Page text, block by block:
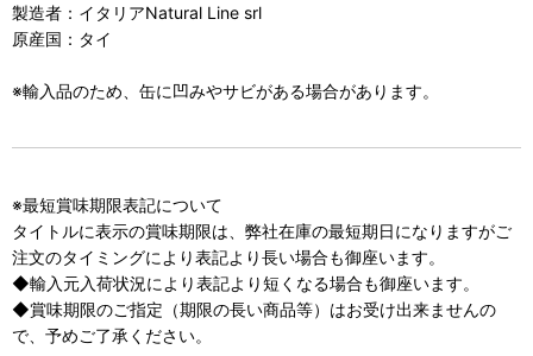
製造者：イタリアNatural Line srl
原産国：タイ
※輸入品のため、缶に凹みやサビがある場合があります。
※最短賞味期限表記について
タイトルに表示の賞味期限は、弊社在庫の最短期日になりますがご
注文のタイミングにより表記より長い場合も御座います。
◆輸入元入荷状況により表記より短くなる場合も御座います。
◆賞味期限のご指定（期限の長い商品等）はお受け出来ませんの
で、予めご了承ください。